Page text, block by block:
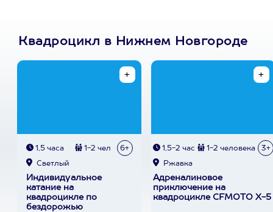
Квадроцикл в Нижнем Новгороде
1,5 часа 1-2 чел 6+
Светлый
Индивидуальное
катание на
квадроцикле по
бездорожью
1,5-2 час 1-2 человека 3+
Ржавка
Адреналиновое
приключение на
квадроцикле CFMOTO X-5